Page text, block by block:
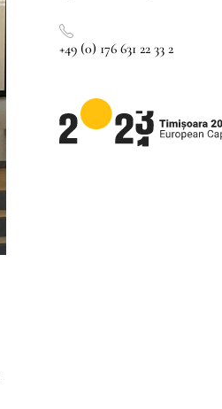
+49 (0) 176 631 22 33 2